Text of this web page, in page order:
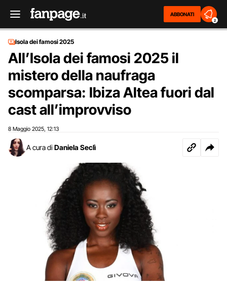
ABBONATI
2
Isola dei famosi 2025
All’Isola dei famosi 2025 il
mistero della naufraga
scomparsa: Ibiza Altea fuori dal
cast all’improvviso
8 Maggio 2025 12:13
A cura di Daniela Seclì